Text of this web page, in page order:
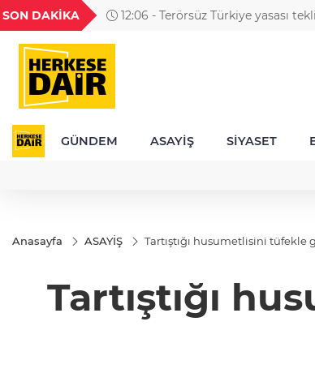
SON DAKİKA 12:06 - Terörsüz Türkiye yasası
18,2677
TND
16,3788
BGN
27,9743
GÜNDEM ASAYİŞ SİYASET
Anasayfa ASAYİŞ Tartıştığı husumetlisini
Tartıştığı